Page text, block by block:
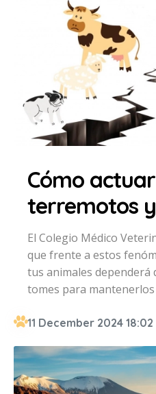
Cómo
terremotos
El Colegio Médico
que frente a estos
tus animales dependerá
tomes para
11 December 2024